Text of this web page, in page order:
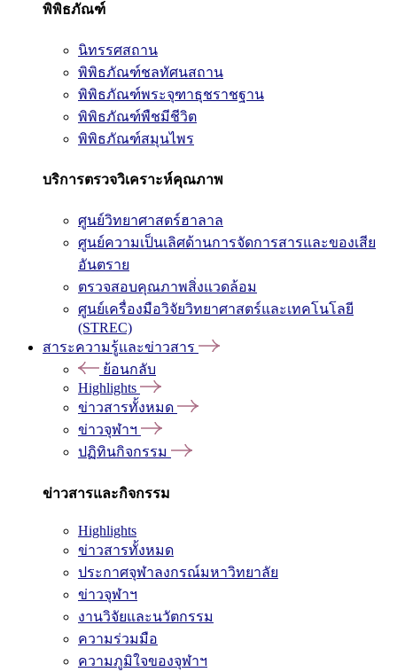
พิพิธภัณฑ์
นิทรรศสถาน
พิพิธภัณฑ์ชลทัศนสถาน
พิพิธภัณฑ์พระจุฑาธุชราชฐาน
พิพิธภัณฑ์พืชมีชีวิต
พิพิธภัณฑ์สมุนไพร
บริการตรวจวิเคราะห์คุณภาพ
ศูนย์วิทยาศาสตร์ฮาลาล
ศูนย์ความเป็นเลิศด้านการจัดการสารและของเสีย
อันตราย
ตรวจสอบคุณภาพสิ่งแวดล้อม
ศูนย์เครื่องมือวิจัยวิทยาศาสตร์และเทคโนโลยี
(STREC)
สาระความรู้และข่าวสาร
ย้อนกลับ
Highlights
ข่าวสารทั้งหมด
ข่าวจุฬาฯ
ปฏิทินกิจกรรม
ข่าวสารและกิจกรรม
Highlights
ข่าวสารทั้งหมด
ประกาศจุฬาลงกรณ์มหาวิทยาลัย
ข่าวจุฬาฯ
งานวิจัยและนวัตกรรม
ความร่วมมือ
ความภูมิใจของจุฬาฯ